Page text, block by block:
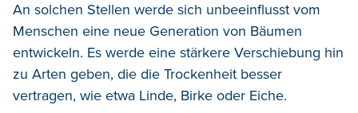
An solchen Stellen werde sich unbeeinflusst vom
Menschen eine neue Generation von Bäumen
entwickeln. Es werde eine stärkere Verschiebung hin
zu Arten geben, die die Trockenheit besser
vertragen, wie etwa Linde, Birke oder Eiche.